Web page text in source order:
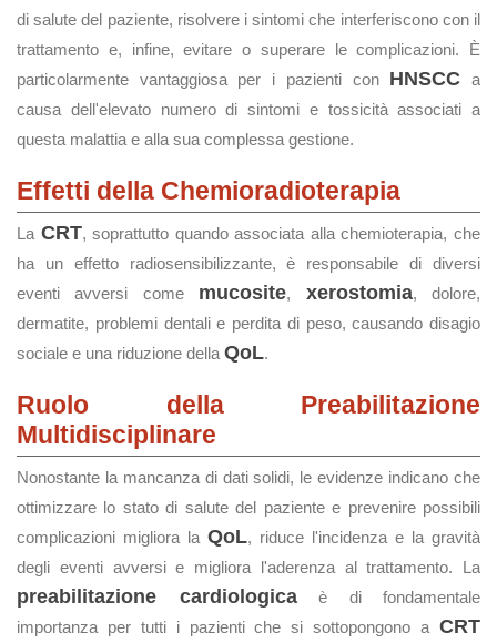
di salute del paziente, risolvere i sintomi che interferiscono con il
trattamento e, infine, evitare o superare le complicazioni. È
particolarmente vantaggiosa per i pazienti con HNSCC a
causa dell'elevato numero di sintomi e tossicità associati a
questa malattia e alla sua complessa gestione.
Effetti della Chemioradioterapia
La CRT, soprattutto quando associata alla chemioterapia, che
ha un effetto radiosensibilizzante, è responsabile di diversi
eventi avversi come mucosite, xerostomia, dolore,
dermatite, problemi dentali e perdita di peso, causando disagio
sociale e una riduzione della QoL.
Ruolo della Preabilitazione
Multidisciplinare
Nonostante la mancanza di dati solidi, le evidenze indicano che
ottimizzare lo stato di salute del paziente e prevenire possibili
complicazioni migliora la QoL, riduce l'incidenza e la gravità
degli eventi avversi e migliora l'aderenza al trattamento. La
preabilitazione cardiologicaè di fondamentale
importanza per tutti i pazienti che si sottopongono a CRT